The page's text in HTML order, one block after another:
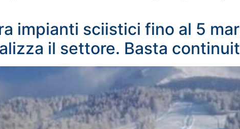
impianti sciistici fino al 5
il settore. Basta